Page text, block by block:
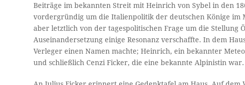
Beiträge im bekannten Streit mit Heinrich von Sybel in den
vordergründig um die Italienpolitik der deutschen Könige im
aber letztlich von der tagespolitischen Frage um die Stellung
Auseinandersetzung einige Resonanz verschaffte. In dem
Verleger einen Namen machte; Heinrich, ein bekannter
und schließlich Cenzi Ficker, die eine bekannte Alpinistin war.